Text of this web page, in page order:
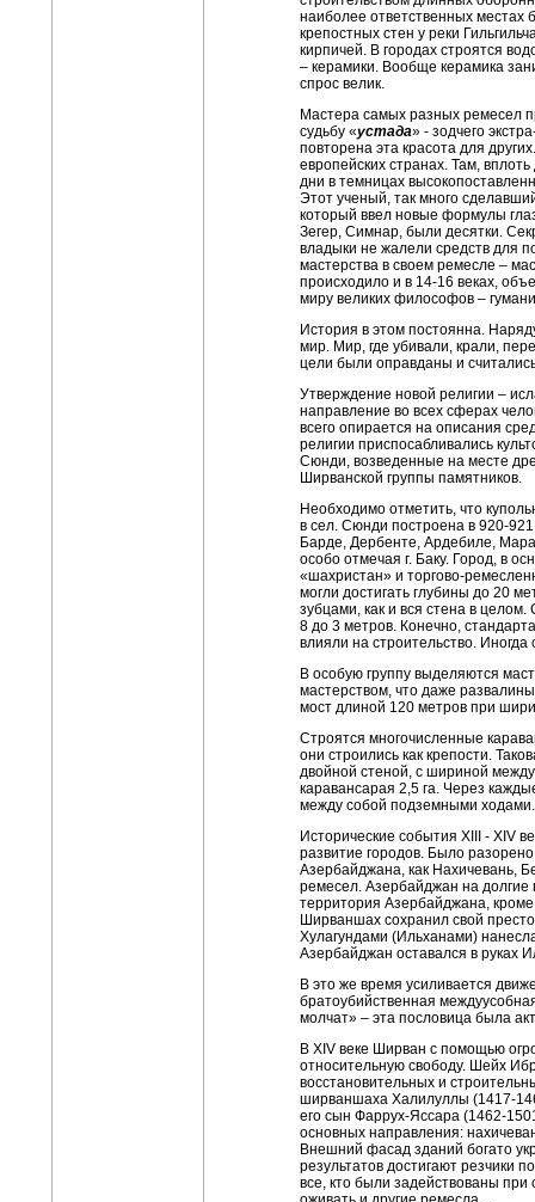
наиболее ответственных местах
крепостных стен у реки
кирпичей. В городах строятся
– керамики. Вообще керамика
спрос велик.
Мастера самых разных ремесел
судьбу «устада» - зодчего
повторена эта красота для
европейских странах. Там,
дни в темницах
Этот ученый, так много
который ввел новые формулы
Зегер, Симнар, были десятки.
владыки не жалели средств для
мастерства в своем ремесле –
происходило и в 14-16 веках,
миру великих философов –
История в этом постоянна.
мир. Мир, где убивали, крали,
цели были оправданы и
Утверждение новой религии –
направление во всех сферах
всего опирается на описания
религии приспосабливались
Сюнди, возведенные на месте
Ширванской группы памятников.
Необходимо отметить, что
в сел. Сюнди построена в 920-
Барде, Дербенте, Ардебиле,
особо отмечая г. Баку. Город, в
«шахристан» и торгово-
могли достигать глубины до 20
зубцами, как и вся стена в
8 до 3 метров. Конечно,
влияли на строительство.
В особую группу выделяются
мастерством, что даже
мост длиной 120 метров при
Строятся многочисленные
они строились как крепости.
двойной стеной, с шириной
каравансарая 2,5 га. Через
между собой подземными
Исторические события XIII - XIV
развитие городов. Было
Азербайджана, как Нахичевань,
ремесел. Азербайджан на долгие
территория Азербайджана,
Ширваншах сохранил свой
Хулагундами (Ильханами)
Азербайджан оставался в руках
В это же время усиливается
братоубийственная
молчат» – эта пословица была
В XIV веке Ширван с помощью
относительную свободу. Шейх
восстановительных и
ширваншаха Халилуллы (1417-
его сын Фаррух-Яссара (1462-
основных направления:
Внешний фасад зданий богато
результатов достигают резчики
все, кто были задействованы